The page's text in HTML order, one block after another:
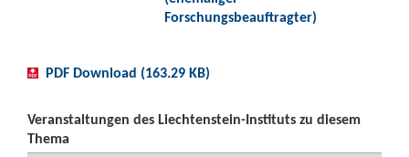
Forschungsbeauftragter)
PDF Download (163.29 KB)
Veranstaltungen des Liechtenstein-Instituts zu diesem
Thema